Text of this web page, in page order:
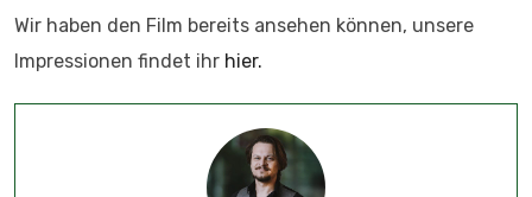
Wir haben den Film bereits ansehen können, unsere
Impressionen findet ihr hier.